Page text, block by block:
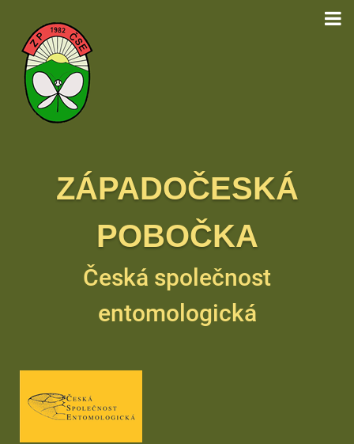
ZÁPADOČESKÁ
POBOČKA
Česká společnost
entomologická